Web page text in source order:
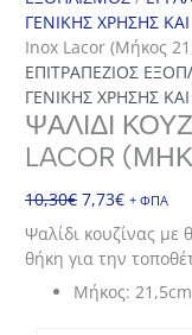
ΓΕΝΙΚΗΣ ΧΡΗΣΗΣ
Inox Lacor (Μήκος
ΕΠΙΤΡΑΠΕΖΙΟΣ
ΓΕΝΙΚΗΣ ΧΡΗΣΗΣ
ΨΑΛΊΔΙ
LACOR
10,30€ Original
price
was:
10,30€.
7,73€Η
τιμή
είναι:
7,73€.
+ ΦΠΑ
Ψαλίδι κουζίνας με
θήκη για την
Μήκος: